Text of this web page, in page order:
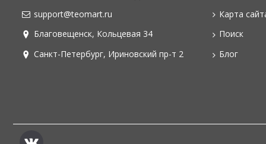
support@teomart.ru
Благовещенск, Кольцевая 34
Санкт-Петербург, Ириновский пр-т 2
Карта
Поиск
Блог